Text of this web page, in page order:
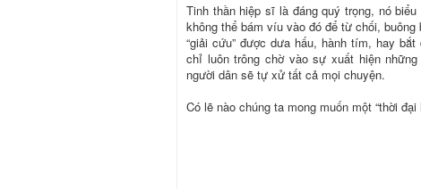
Tinh thần hiệp sĩ là đáng quý trọng, nó
không thể bám víu vào đó để từ chối,
“giải cứu” được dưa hấu, hành tím, hay
chỉ luôn trông chờ vào sự xuất hiện
người dân sẽ tự xử tất cả mọi chuyện.
Có lẽ nào chúng ta mong muốn một “thời